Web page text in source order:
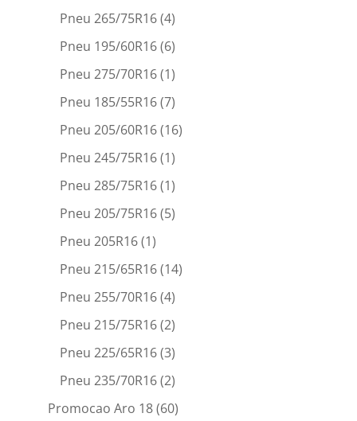
Pneu 265/75R16(4)
Pneu 195/60R16(6)
Pneu 275/70R16(1)
Pneu 185/55R16(7)
Pneu 205/60R16(16)
Pneu 245/75R16(1)
Pneu 285/75R16(1)
Pneu 205/75R16(5)
Pneu 205R16(1)
Pneu 215/65R16(14)
Pneu 255/70R16(4)
Pneu 215/75R16(2)
Pneu 225/65R16(3)
Pneu 235/70R16(2)
Promocao Aro 18(60)